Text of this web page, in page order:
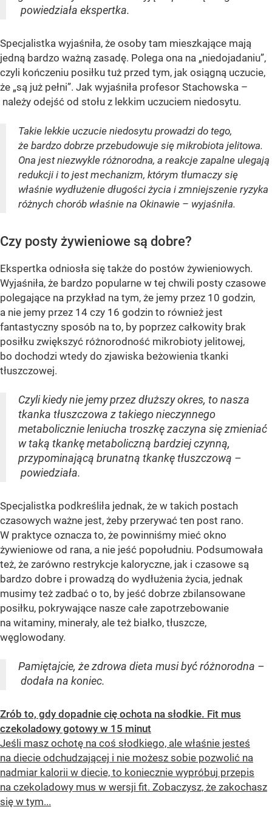
powiedziała ekspertka.
Specjalistka wyjaśniła, że osoby tam mieszkające mają
jedną bardzo ważną zasadę. Polega ona na „niedojadaniu”,
czyli kończeniu posiłku tuż przed tym, jak osiągną uczucie,
że „są już pełni”. Jak wyjaśniła profesor Stachowska –
należy odejść od stołu z lekkim uczuciem niedosytu.
Takie lekkie uczucie niedosytu prowadzi do tego,
że bardzo dobrze przebudowuje się mikrobiota jelitowa.
Ona jest niezwykle różnorodna, a reakcje zapalne ulegają
redukcji i to jest mechanizm, którym tłumaczy się
właśnie wydłużenie długości życia i zmniejszenie ryzyka
różnych chorób właśnie na Okinawie – wyjaśniła.
Czy posty żywieniowe są dobre?
Ekspertka odniosła się także do postów żywieniowych.
Wyjaśniła, że bardzo popularne w tej chwili posty czasowe
polegające na przykład na tym, że jemy przez 10 godzin,
a nie jemy przez 14 czy 16 godzin to również jest
fantastyczny sposób na to, by poprzez całkowity brak
posiłku zwiększyć różnorodność mikrobioty jelitowej,
bo dochodzi wtedy do zjawiska beżowienia tkanki
tłuszczowej.
Czyli kiedy nie jemy przez dłuższy okres, to nasza
tkanka tłuszczowa z takiego nieczynnego
metabolicznie leniucha troszkę zaczyna się zmieniać
w taką tkankę metaboliczną bardziej czynną,
przypominającą brunatną tkankę tłuszczową –
powiedziała.
Specjalistka podkreśliła jednak, że w takich postach
czasowych ważne jest, żeby przerywać ten post rano.
W praktyce oznacza to, że powinniśmy mieć okno
żywieniowe od rana, a nie jeść popołudniu. Podsumowała
też, że zarówno restrykcje kaloryczne, jak i czasowe są
bardzo dobre i prowadzą do wydłużenia życia, jednak
musimy też zadbać o to, by jeść dobrze zbilansowane
posiłku, pokrywające nasze całe zapotrzebowanie
na witaminy, minerały, ale też białko, tłuszcze,
węglowodany.
Pamiętajcie, że zdrowa dieta musi być różnorodna –
dodała na koniec.
Zrób to, gdy dopadnie cię ochota na słodkie. Fit mus
czekoladowy gotowy w 15 minut
Jeśli masz ochotę na coś słodkiego, ale właśnie jesteś
na diecie odchudzającej i nie możesz sobie pozwolić na
nadmiar kalorii w diecie, to koniecznie wypróbuj przepis
na czekoladowy mus w wersji fit. Zobaczysz, że zakochasz
się w tym...